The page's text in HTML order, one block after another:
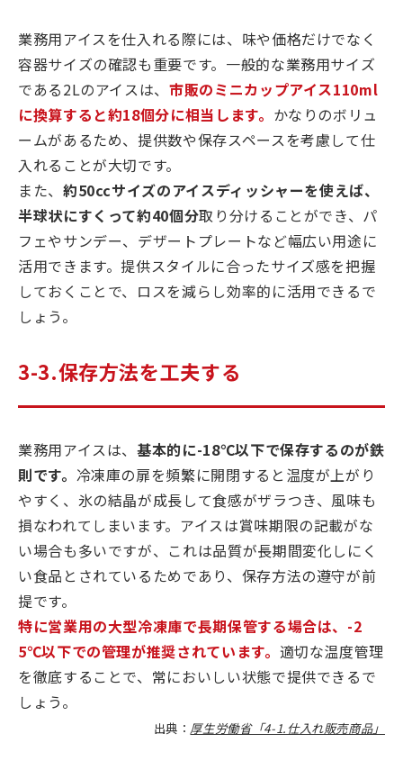
業務用アイスを仕入れる際には、味や価格だけでなく
容器サイズの確認も重要です。一般的な業務用サイズ
である2Lのアイスは、市販のミニカップアイス110ml
に換算すると約18個分に相当します。 かなりのボリュ
ームがあるため、提供数や保存スペースを考慮して仕
入れることが大切です。
また、 約50ccサイズのアイスディッシャーを使えば、
半球状にすくって約40個分取り分けることができ、パ
フェやサンデー、デザートプレートなど幅広い用途に
活用できます。提供スタイルに合ったサイズ感を把握
しておくことで、ロスを減らし効率的に活用できるで
しょう。
3-3.保存方法を工夫する
業務用アイスは、基本的に-18℃以下で保存するのが鉄
則です。 冷凍庫の扉を頻繁に開閉すると温度が上がり
やすく、氷の結晶が成長して食感がザラつき、風味も
損なわれてしまいます。アイスは賞味期限の記載がな
い場合も多いですが、これは品質が長期間変化しにく
い食品とされているためであり、保存方法の遵守が前
提です。
特に営業用の大型冷凍庫で長期保管する場合は、-2
5℃以下での管理が推奨されています。 適切な温度管理
を徹底することで、常においしい状態で提供できるで
しょう。
出典： 厚生労働省「4-1.仕入れ販売商品」